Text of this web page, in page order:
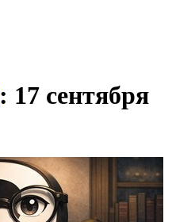
: 17 сентября